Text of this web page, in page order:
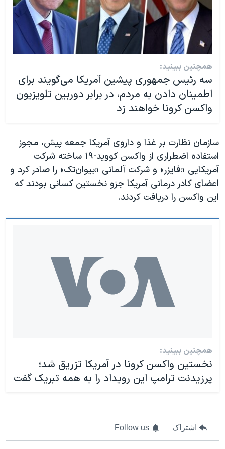
همچنین ببینید:
سه رئیس جمهوری پیشین آمریکا می‌گویند برای
اطمینان دادن به مردم، در برابر دوربین تلویزیون
واکسن کرونا خواهند زد
سازمان نظارت بر غذا و داروی آمریکا جمعه پیش، مجوز
استفاده اضطراری از واکسن کووید-۱۹ ساخته شرکت
آمریکایی «فایزر» و شرکت آلمانی «بیوان‌تک» را صادر کرد و
اعضای کادر درمانی آمریکا جزو نخستین کسانی بودند که
این واکسن را دریافت کردند.
همچنین ببینید:
نخستین واکسن کرونا در آمریکا تزریق شد؛
پرزیدنت ترامپ این رویداد را به همه تبریک گفت
اشتراک Follow us